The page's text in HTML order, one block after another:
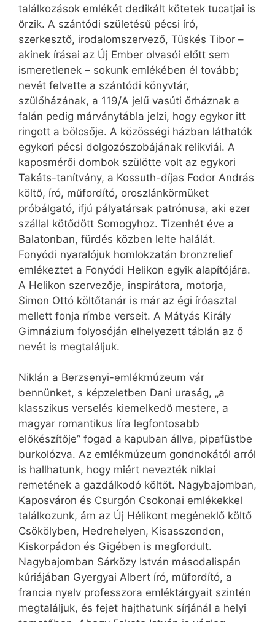
találkozások emlékét dedikált kötetek tucatjai is
őrzik. A szántódi születésű pécsi író,
szerkesztő, irodalomszervező, Tüskés Tibor –
akinek írásai az Új Ember olvasói előtt sem
ismeretlenek – sokunk emlékében él tovább;
nevét felvette a szántódi könyvtár,
szülőházának, a 119/A jelű vasúti őrháznak a
falán pedig márványtábla jelzi, hogy egykor itt
ringott a bölcsője. A közösségi házban láthatók
egykori pécsi dolgozószobájának relikviái. A
kaposmérői dombok szülötte volt az egykori
Takáts-tanítvány, a Kossuth-díjas Fodor András
költő, író, műfordító, oroszlánkörmüket
próbálgató, ifjú pályatársak patrónusa, aki ezer
szállal kötődött Somogyhoz. Tizenhét éve a
Balatonban, fürdés közben lelte halálát.
Fonyódi nyaralójuk homlokzatán bronzrelief
emlékeztet a Fonyódi Helikon egyik alapítójára.
A Helikon szervezője, inspirátora, motorja,
Simon Ottó költőtanár is már az égi íróasztal
mellett fonja rímbe verseit. A Mátyás Király
Gimnázium folyosóján elhelyezett táblán az ő
nevét is megtaláljuk.
Niklán a Berzsenyi-emlékmúzeum vár
bennünket, s képzeletben Dani uraság, „a
klasszikus verselés kiemelkedő mestere, a
magyar romantikus líra legfontosabb
előkészítője” fogad a kapuban állva, pipafüstbe
burkolózva. Az emlékmúzeum gondnokától arról
is hallhatunk, hogy miért nevezték niklai
remetének a gazdálkodó költőt. Nagybajomban,
Kaposváron és Csurgón Csokonai emlékekkel
találkozunk, ám az Új Hélikont megéneklő költő
Csökölyben, Hedrehelyen, Kisasszondon,
Kiskorpádon és Gigében is megfordult.
Nagybajomban Sárközy István másodalispán
kúriájában Gyergyai Albert író, műfordító, a
francia nyelv professzora emléktárgyait szintén
megtaláljuk, és fejet hajthatunk sírjánál a helyi